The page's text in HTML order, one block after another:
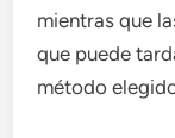
mientras que
que puede
método